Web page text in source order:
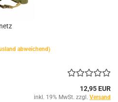
abweichend)
12,95 EUR
inkl. 19% MwSt. zzgl. Versand